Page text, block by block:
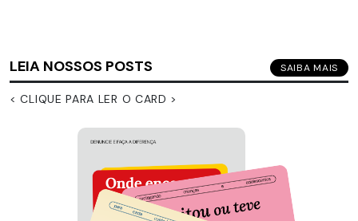
LEIA NOSSOS POSTS SAIBA MAIS
< CLIQUE PARA LER O CARD >